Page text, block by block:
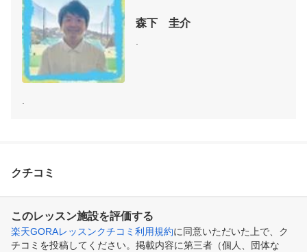
森下　圭介
クチコミ
このレッスン施設を評価する
楽天GORAレッスンクチコミ利用規約に同意いただいた上で、ク
チコミを投稿してください。掲載内容に第三者（個人、団体な